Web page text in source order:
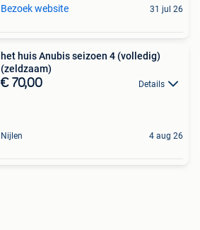
Bezoek website 31 jul 26
het huis Anubis seizoen 4 (volledig)
(zeldzaam)
€ 70,00 Details
Nijlen 4 aug 26